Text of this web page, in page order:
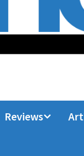
Reviews